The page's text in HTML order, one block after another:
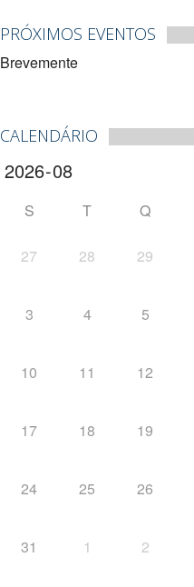
PRÓXIMOS EVENTOS
Brevemente
CALENDÁRIO
S T Q
27 28 29
3 4 5
10 11 12
17 18 19
24 25 26
31 1 2